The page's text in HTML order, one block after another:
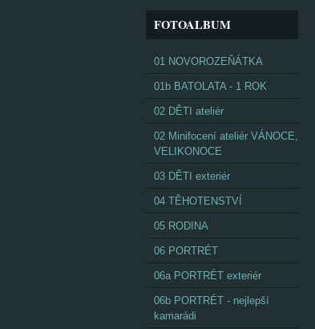
FOTOALBUM
01 NOVOROZEŇÁTKA
01b BATOLATA - 1 ROK
02 DĚTI ateliér
02 Minifocení ateliér VÁNOCE,
VELIKONOCE
03 DĚTI exteriér
04 TĚHOTENSTVÍ
05 RODINA
06 PORTRÉT
06a PORTRÉT exteriér
06b PORTRÉT - nejlepší
kamarádi